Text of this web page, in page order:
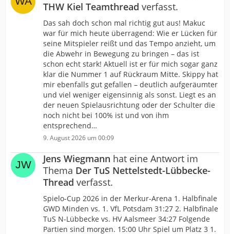
THW Kiel Teamthread verfasst.
Das sah doch schon mal richtig gut aus! Makuc
war für mich heute überragend: Wie er Lücken für
seine Mitspieler reißt und das Tempo anzieht, um
die Abwehr in Bewegung zu bringen – das ist
schon echt stark! Aktuell ist er für mich sogar ganz
klar die Nummer 1 auf Rückraum Mitte. Skippy hat
mir ebenfalls gut gefallen – deutlich aufgeräumter
und viel weniger eigensinnig als sonst. Liegt es an
der neuen Spielausrichtung oder der Schulter die
noch nicht bei 100% ist und von ihm
entsprechend…
9. August 2026 um 00:09
Jens Wiegmann hat eine Antwort im
Thema Der TuS Nettelstedt-Lübbecke-
Thread verfasst.
Spielo-Cup 2026 in der Merkur-Arena 1. Halbfinale
GWD Minden vs. 1. VfL Potsdam 31:27 2. Halbfinale
TuS N-Lübbecke vs. HV Aalsmeer 34:27 Folgende
Partien sind morgen. 15:00 Uhr Spiel um Platz 3 1.